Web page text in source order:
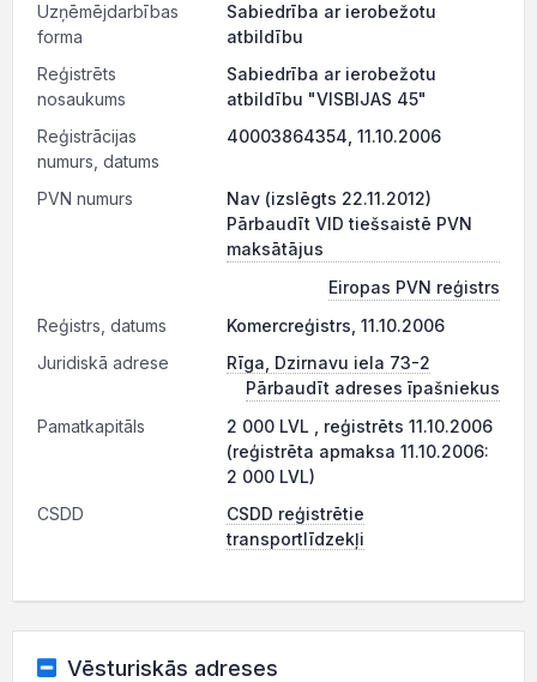
Uzņēmējdarbības
forma
Sabiedrība ar ierobežotu
atbildību
Reģistrēts
nosaukums
Sabiedrība ar ierobežotu
atbildību "VISBIJAS 45"
Reģistrācijas
numurs, datums
40003864354, 11.10.2006
PVN numurs
Nav (izslēgts 22.11.2012)
Pārbaudīt VID tiešsaistē PVN
maksātājus
Eiropas PVN reģistrs
Reģistrs, datums
Komercreģistrs, 11.10.2006
Juridiskā adrese
Rīga, Dzirnavu iela 73-2
Pārbaudīt adreses īpašniekus
Pamatkapitāls
2 000 LVL , reģistrēts 11.10.2006
(reģistrēta apmaksa 11.10.2006:
2 000 LVL)
CSDD
CSDD reģistrētie
transportlīdzekļi
Vēsturiskās adreses